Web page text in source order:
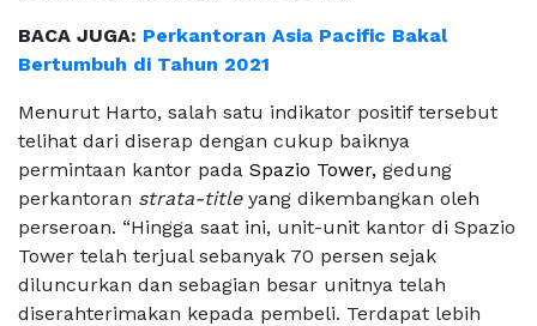
BACA JUGA: Perkantoran Asia Pacific Bakal
Bertumbuh di Tahun 2021
Menurut Harto, salah satu indikator positif tersebut
telihat dari diserap dengan cukup baiknya
permintaan kantor pada Spazio Tower, gedung
perkantoran strata-titleyang dikembangkan oleh
perseroan. “Hingga saat ini, unit-unit kantor di Spazio
Tower telah terjual sebanyak 70 persen sejak
diluncurkan dan sebagian besar unitnya telah
diserahterimakan kepada pembeli. Terdapat lebih